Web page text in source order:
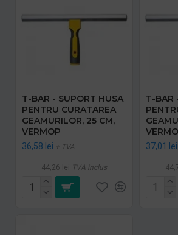
T-BAR - SUPORT HUSA
PENTRU CURATAREA
GEAMURILOR, 25 CM,
VERMOP
36,58 lei + TVA
44,26 lei TVA inclus
T-BAR
37,01 lei